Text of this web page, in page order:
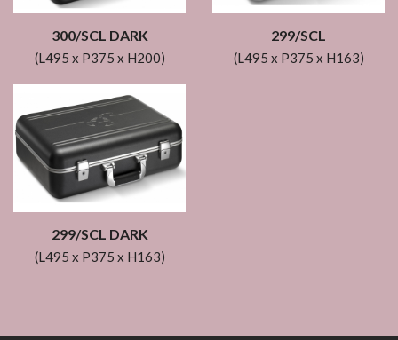
300/SCL DARK
(L495 x P375 x H200)
299/SCL
(L495 x P375 x H163)
299/SCL DARK
(L495 x P375 x H163)